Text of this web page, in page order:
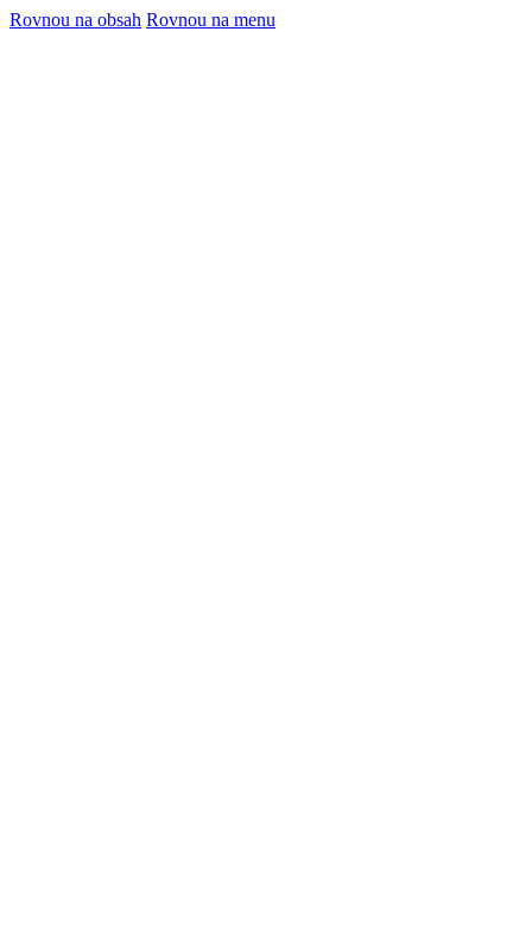
Rovnou na obsah Rovnou na menu